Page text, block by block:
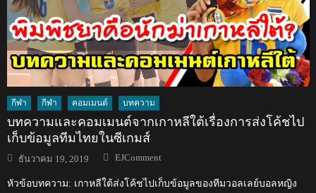
กีฬา กีฬา คอมเมนต์ บทความ
บทความและคอมเมนต์จากเกาหลีใต้เรื่องการส่งโค้ชไป
เก็บข้อมูลทีมไทยในซีเกมส์
Posted
on
ธันวาคม 19, 2019 Author
EJComment
หัวข้อบทความ: เกาหลีใต้ส่งโค้ชไปเก็บข้อมูลของทีมวอลเลย์บอลหญิง